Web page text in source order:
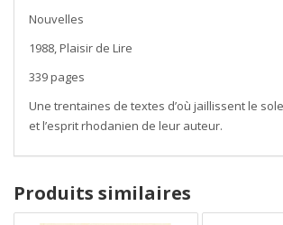
Nouvelles
1988, Plaisir de Lire
339 pages
Une trentaines de textes d’où jaillissent le
et l’esprit rhodanien de leur auteur.
Produits similaires